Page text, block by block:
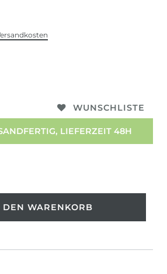
WUNSCHLISTE
LIEFERZEIT 48H
DEN WARENKORB